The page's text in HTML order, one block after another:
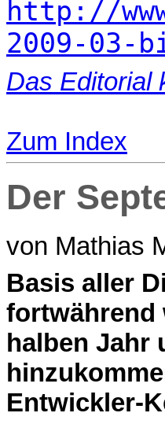
http://
2009-03-
Das Editorial
Zum Index
Der
von Mathias
Basis aller
fortwährend
halben Jahr
Entwickler-